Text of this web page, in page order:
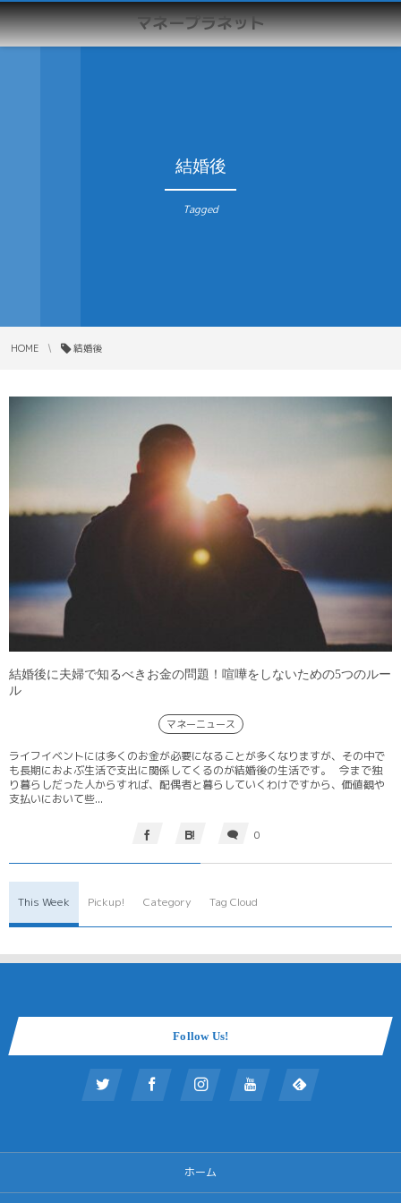
マネープラネット
結婚後
Tagged
HOME 結婚後
結婚後に夫婦で知るべきお金の問題！喧嘩をしないための5つのルー
ル
マネーニュース
ライフイベントには多くのお金が必要になることが多くなりますが、その中で
も長期におよぶ生活で支出に関係してくるのが結婚後の生活です。 今まで独
り暮らしだった人からすれば、配偶者と暮らしていくわけですから、価値観や
支払いにおいて些...
0
This Week Pickup! Category Tag Cloud
Follow Us!
ホーム